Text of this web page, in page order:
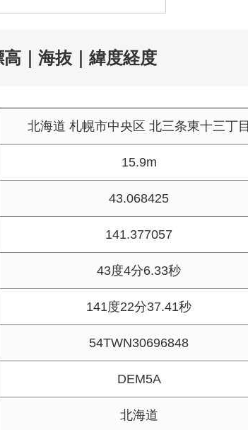
｜海抜｜緯度経度
北海道 札幌市中央区 北三条東十三丁目
15.9m
43.068425
141.377057
43度4分6.33秒
141度22分37.41秒
54TWN30696848
DEM5A
北海道